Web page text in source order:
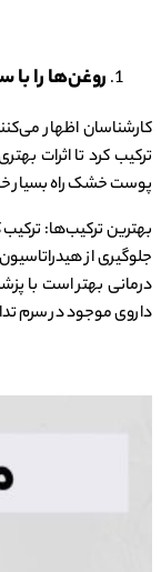
روغن‌ها را با
کارشناسان اظهار
ترکیب کرد تا اثرات
پوست خشک راه بسیار
بهترین ترکیب‌ها:
جلوگیری از
درمانی بهتر است با
داروی موجود در سرم